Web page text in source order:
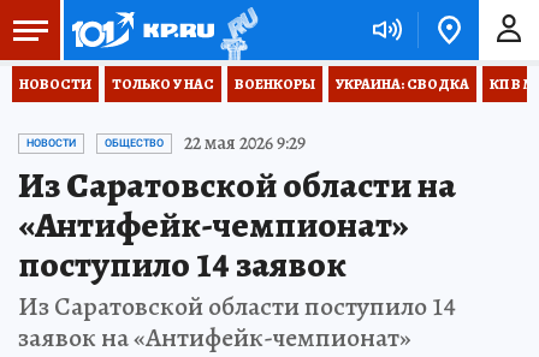
НОВОСТИ ТОЛЬКО У НАС ВОЕНКОРЫ УКРАИНА: СВОДКА КП В
НОВОСТИ ОБЩЕСТВО 22 мая 2026 9:29
Из Саратовской области на
«Антифейк-чемпионат»
поступило 14 заявок
Из Саратовской области поступило 14
заявок на «Антифейк-чемпионат»